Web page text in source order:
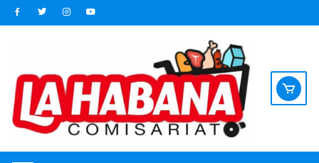
Saltar
al